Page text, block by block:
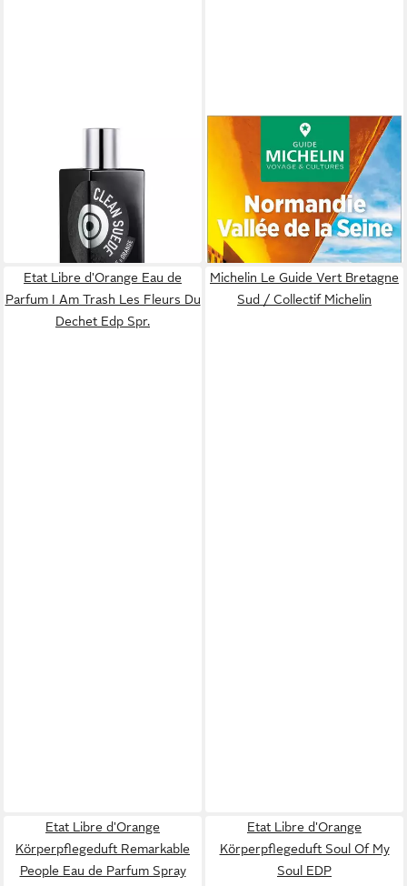
Suede - EDP - Inhalt:
(1.051,40 €/ 1 l)
lieferbar - in 8-10 Werktagen bei
Michelin Le Guide Vert
Normandie, Seine / Collectif
Michelin
21,99 €
lieferbar - in 2-3 Werktagen bei dir
Etat Libre d'Orange Eau de
Parfum I Am Trash Les Fleurs Du
Dechet Edp Spr.
Michelin Le Guide Vert Bretagne
Sud / Collectif Michelin
Etat Libre d'Orange
Körperpflegeduft Remarkable
People Eau de Parfum Spray
Etat Libre d'Orange
Körperpflegeduft Soul Of My
Soul EDP